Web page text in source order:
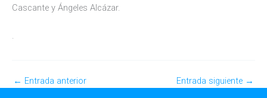
Cascante y Ángeles Alcázar.
.
← Entrada anterior Entrada siguiente →